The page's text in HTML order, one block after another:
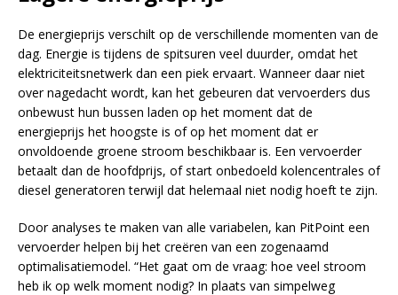
De energieprijs verschilt op de verschillende momenten van de
dag. Energie is tijdens de spitsuren veel duurder, omdat het
elektriciteitsnetwerk dan een piek ervaart. Wanneer daar niet
over nagedacht wordt, kan het gebeuren dat vervoerders dus
onbewust hun bussen laden op het moment dat de
energieprijs het hoogste is of op het moment dat er
onvoldoende groene stroom beschikbaar is. Een vervoerder
betaalt dan de hoofdprijs, of start onbedoeld kolencentrales of
diesel generatoren terwijl dat helemaal niet nodig hoeft te zijn.
Door analyses te maken van alle variabelen, kan PitPoint een
vervoerder helpen bij het creëren van een zogenaamd
optimalisatiemodel. “Het gaat om de vraag: hoe veel stroom
heb ik op welk moment nodig? In plaats van simpelweg